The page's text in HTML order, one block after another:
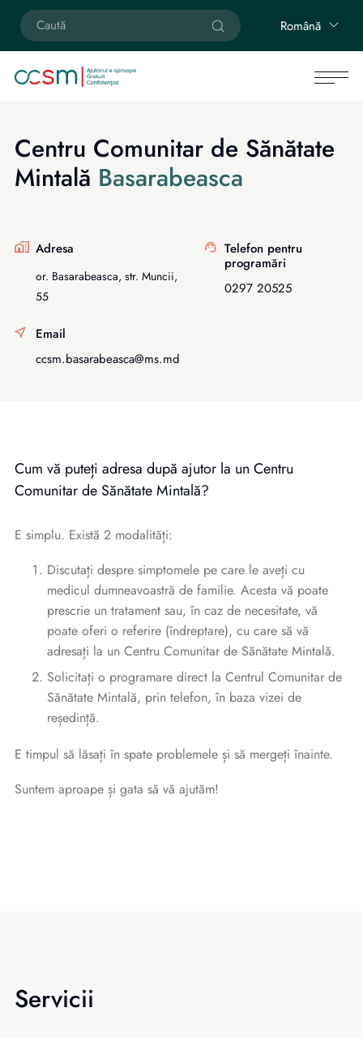
Română
Centru Comunitar de Sănătate
Mintală Basarabeasca
Adresa
or. Basarabeasca, str. Muncii,
55
Telefon pentru
programări
0297 20525
Email
ccsm.basarabeasca@ms.md
Cum vă puteți adresa după ajutor la un Centru
Comunitar de Sănătate Mintală?
E simplu. Există 2 modalități:
Discutați despre simptomele pe care le aveți cu
medicul dumneavoastră de familie. Acesta vă poate
prescrie un tratament sau, în caz de necesitate, vă
poate oferi o referire (îndreptare), cu care să vă
adresați la un Centru Comunitar de Sănătate Mintală.
Solicitați o programare direct la Centrul Comunitar de
Sănătate Mintală, prin telefon, în baza vizei de
reședință.
E timpul să lăsați în spate problemele și să mergeți înainte.
Suntem aproape și gata să vă ajutăm!
Servicii